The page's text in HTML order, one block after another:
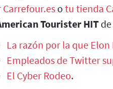
Carrefour.es o tu tienda
Tourister HIT
La razón por la que
Empleados de Twitter
El Cyber Rodeo.